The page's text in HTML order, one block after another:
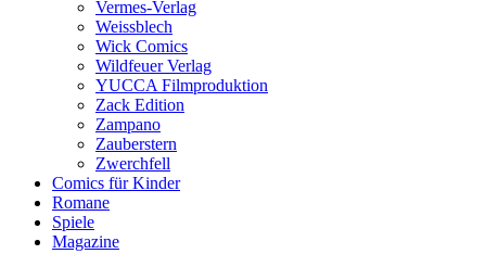
Vermes-Verlag
Weissblech
Wick Comics
Wildfeuer Verlag
YUCCA Filmproduktion
Zack Edition
Zampano
Zauberstern
Zwerchfell
Comics für Kinder
Romane
Spiele
Magazine